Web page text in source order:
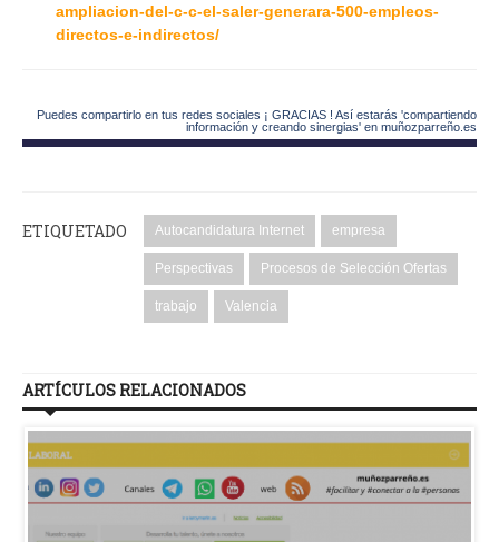
ampliacion-del-c-c-el-saler-generara-500-empleos-
directos-e-indirectos/
Puedes compartirlo en tus redes sociales ¡ GRACIAS ! Así estarás 'compartiendo
información y creando sinergias' en muñozparreño.es
ETIQUETADO Autocandidatura Internet empresa
Perspectivas Procesos de Selección Ofertas
trabajo Valencia
ARTÍCULOS RELACIONADOS